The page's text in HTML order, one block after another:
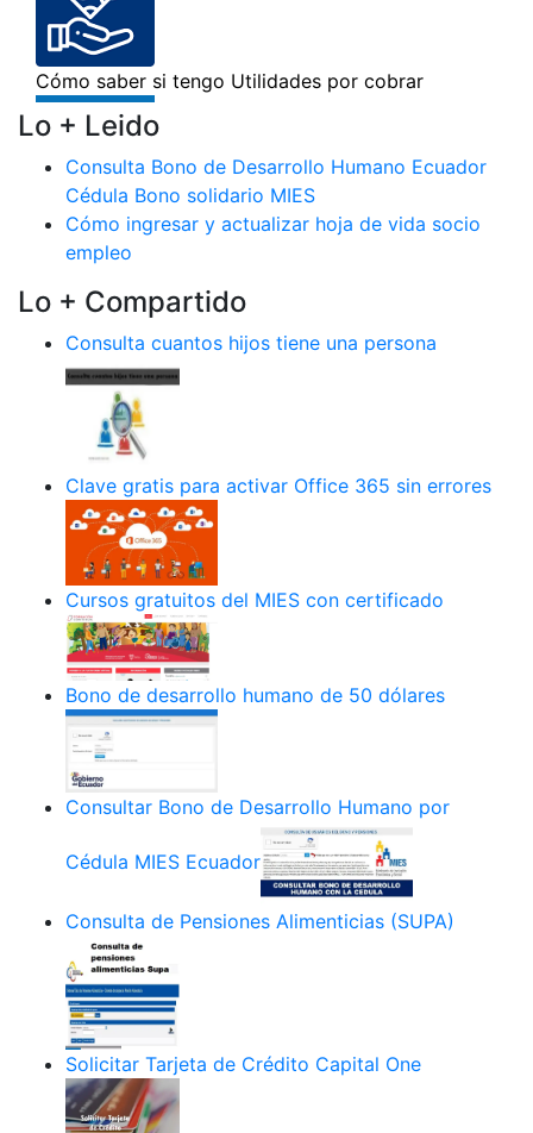
Lo + Leido
Consulta Bono de Desarrollo Humano Ecuador
Cédula Bono solidario MIES
Cómo ingresar y actualizar hoja de vida socio
empleo
Lo + Compartido
Consulta cuantos hijos tiene una persona
Clave gratis para activar Office 365 sin errores
Cursos gratuitos del MIES con certificado
Bono de desarrollo humano de 50 dólares
Consultar Bono de Desarrollo Humano por
Cédula MIES Ecuador
Consulta de Pensiones Alimenticias (SUPA)
Solicitar Tarjeta de Crédito Capital One